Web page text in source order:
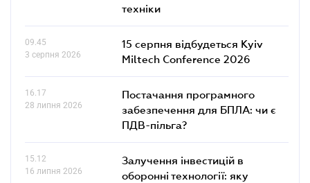
техніки
09.45
3 серпня 2026
15 серпня відбудеться Kyiv
Miltech Conference 2026
16.17
28 липня 2026
Постачання програмного
забезпечення для БПЛА: чи є
ПДВ-пільга?
15.12
16 липня 2026
Залучення інвестицій в
оборонні технології: яку